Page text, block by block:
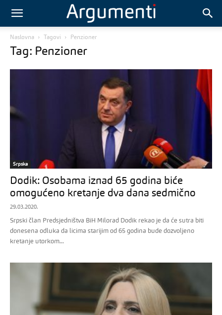
Naslovna Tagovi Penzioner
Tag: Penzioner
Srpska
Dodik: Osobama iznad 65 godina biće
omogućeno kretanje dva dana sedmično
29.03.2020.
Srpski član Predsjedništva BiH Milorad Dodik rekao je da će sutra biti
donesena odluka da licima starijim od 65 godina bude dozvoljeno
kretanje utorkom...